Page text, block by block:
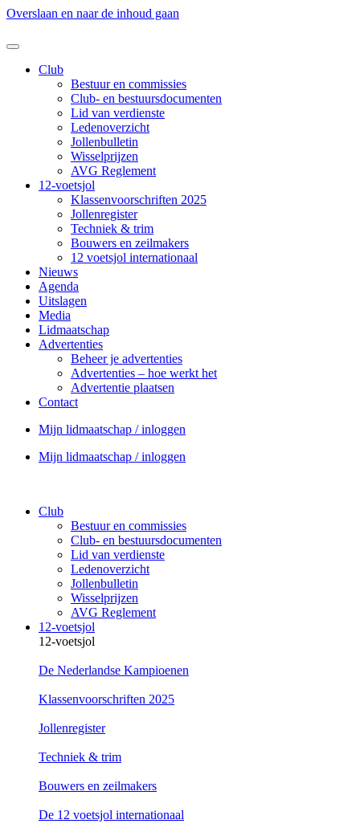
Overslaan en naar de inhoud gaan
Club
Bestuur en commissies
Club- en bestuursdocumenten
Lid van verdienste
Ledenoverzicht
Jollenbulletin
Wisselprijzen
AVG Reglement
12-voetsjol
Klassenvoorschriften 2025
Jollenregister
Techniek & trim
Bouwers en zeilmakers
12 voetsjol internationaal
Nieuws
Agenda
Uitslagen
Media
Lidmaatschap
Advertenties
Beheer je advertenties
Advertenties – hoe werkt het
Advertentie plaatsen
Contact
Mijn lidmaatschap / inloggen
Mijn lidmaatschap / inloggen
Club
Bestuur en commissies
Club- en bestuursdocumenten
Lid van verdienste
Ledenoverzicht
Jollenbulletin
Wisselprijzen
AVG Reglement
12-voetsjol
12-voetsjol
De Nederlandse Kampioenen
Klassenvoorschriften 2025
Jollenregister
Techniek & trim
Bouwers en zeilmakers
De 12 voetsjol internationaal